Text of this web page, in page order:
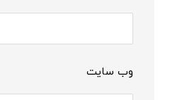
وب‌ سایت